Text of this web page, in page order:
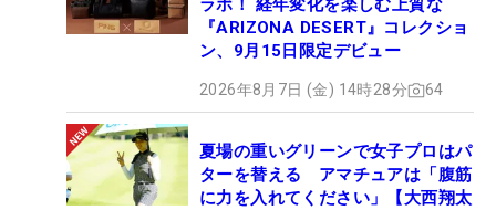
ラボ！ 経年変化を楽しむ上質な
『ARIZONA DESERT』コレクショ
ン、9月15日限定デビュー
2026年8月7日 (金) 14時28分 64
夏場の重いグリーンで女子プロはパ
ターを替える アマチュアは「腹筋
に力を入れてください」【大西翔太